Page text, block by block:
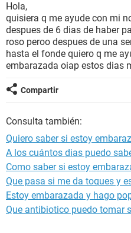
BIENESTAR
SEXUALIDAD
GLOSARIO
Hola,
quisiera q me ayude con mi
despues de 6 dias de haber
roso peroo despues de una
hasta el fonde quiero q me
embarazada oiap estos dias
Compartir
Consulta también:
Quiero saber si estoy
A los cuántos dias puedo
Como saber si estoy
Que pasa si me da toques y
Estoy embarazada y hago
Que antibiotico puedo tomar